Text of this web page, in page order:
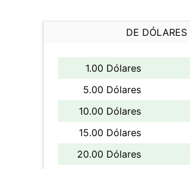
DE
1.00 Dólares
5.00 Dólares
10.00 Dólares
15.00 Dólares
20.00 Dólares